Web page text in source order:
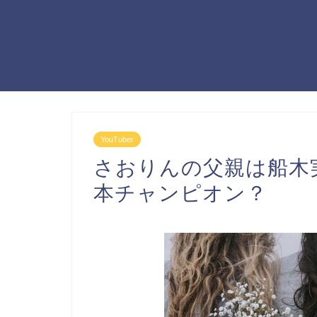
YouTuber
さおりんの父親は船
本チャンピオン？